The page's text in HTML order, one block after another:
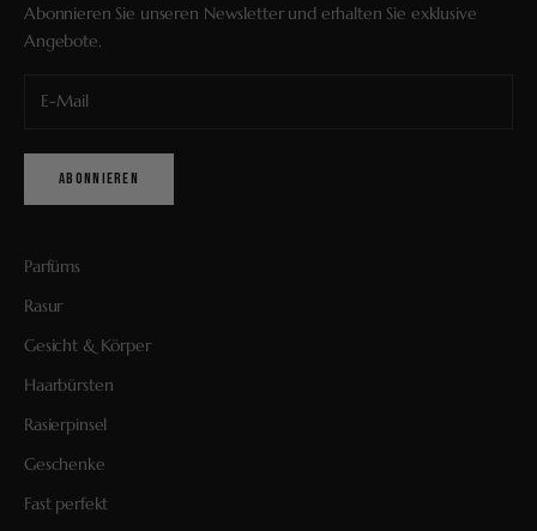
Abonnieren Sie unseren Newsletter und erhalten Sie exklusive
Angebote.
ABONNIEREN
Parfüms
Rasur
Gesicht & Körper
Haarbürsten
Rasierpinsel
Geschenke
Fast perfekt